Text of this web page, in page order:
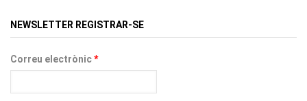
Protecció de dades* Si